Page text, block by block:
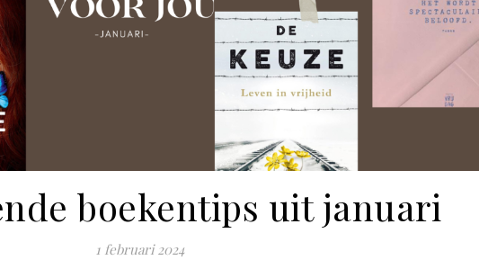
boekentips uit januari
1 februari 2024